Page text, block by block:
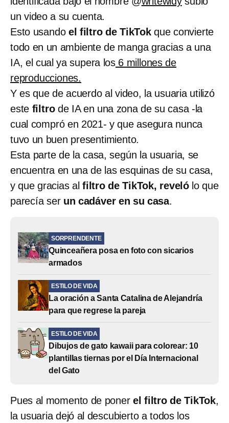
un video a su cuenta.
Esto usandoel filtro de TikTokque convierte
todo en un ambiente de manga gracias a una
IA, el cual ya supera los 6 millones de
reproducciones.
Y es que de acuerdo al video, la usuaria utilizó
este filtrode IA en una zona de su casa -la
cual compró en 2021- y que asegura nunca
tuvo un buen presentimiento.
Esta parte de la casa, según la usuaria, se
encuentra en una de las esquinas de su casa,
y que gracias alfiltro de TikTok, reveló lo que
parecía ser un cadáver en su casa.
SORPRENDENTE
Quinceañera posa en foto con sicarios
armados
ESTILO DE VIDA
La oración a Santa Catalina de Alejandría
para que regrese la pareja
ESTILO DE VIDA
Dibujos de gato kawaii para colorear: 10
plantillas tiernas por el Día Internacional
del Gato
Pues al momento de poner el filtro de TikTok,
la usuaria dejó al descubierto a todos los